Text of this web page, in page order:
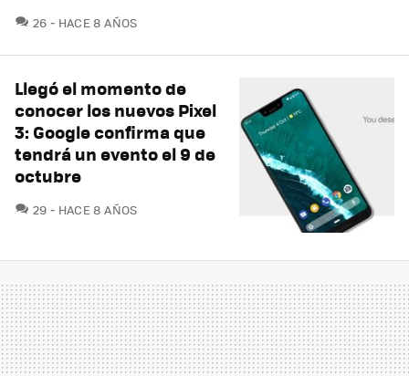
26 COMENTARIOS
HACE 8 AÑOS
Llegó el momento de
conocer los nuevos Pixel
3: Google confirma que
tendrá un evento el 9 de
octubre
29 COMENTARIOS
HACE 8 AÑOS